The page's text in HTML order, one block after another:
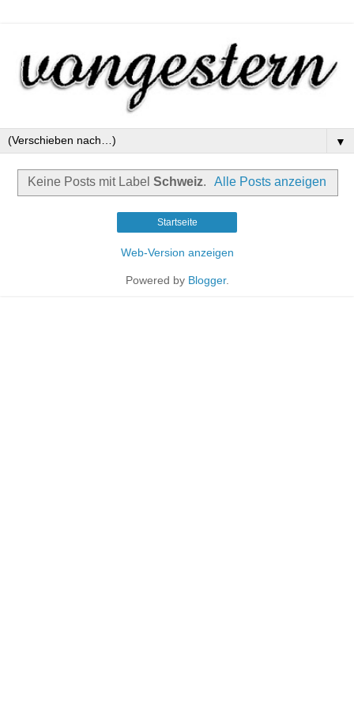
▼
Keine Posts mit Label Schweiz. Alle Posts anzeigen
Startseite
Web-Version anzeigen
Powered by Blogger.